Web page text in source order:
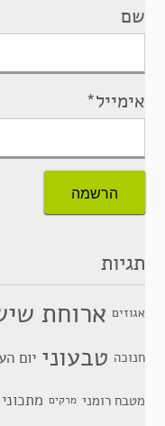
שם
אימייל*
תגיות
אגוזים ארוחת
חנוכה טבעוני יום
מטבח רומני מרקים